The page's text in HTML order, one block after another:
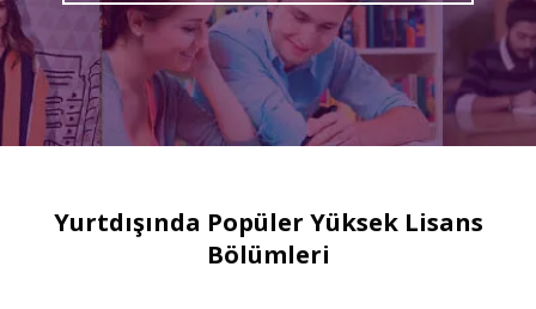
Yurtdışında Popüler Yüksek Lisans
Bölümleri